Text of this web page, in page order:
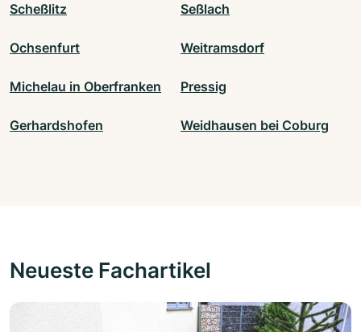
Scheßlitz Seßlach
Ochsenfurt Weitramsdorf
Michelau in Oberfranken Pressig
Gerhardshofen Weidhausen bei Coburg
Neueste Fachartikel